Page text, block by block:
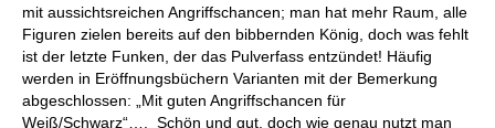
mit aussichtsreichen Angriffschancen; man hat mehr Raum, alle
Figuren zielen bereits auf den bibbernden König, doch was fehlt
ist der letzte Funken, der das Pulverfass entzündet! Häufig
werden in Eröffnungsbüchern Varianten mit der Bemerkung
abgeschlossen: „Mit guten Angriffschancen für
Weiß/Schwarz“…. Schön und gut, doch wie genau nutzt man